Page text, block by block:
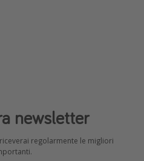
newsletter
regolarmente le migliori